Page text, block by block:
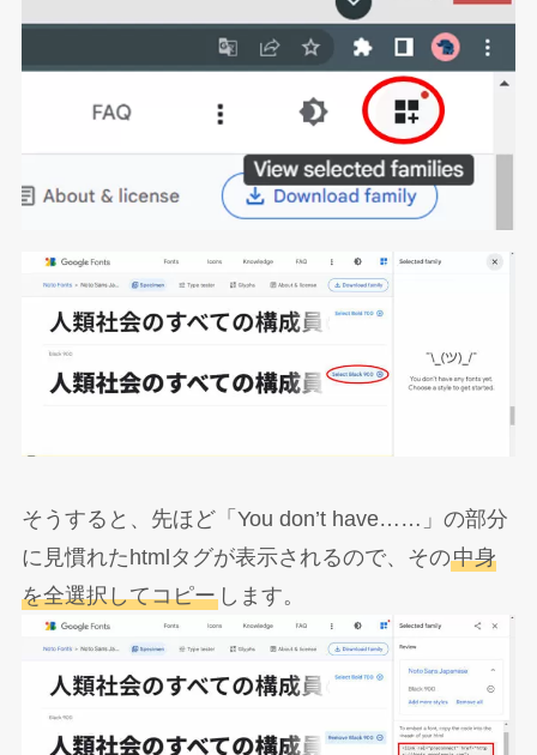
そうすると、先ほど「You don’t have……」の部分
に見慣れたhtmlタグが表示されるので、その中身
を全選択してコピーします。